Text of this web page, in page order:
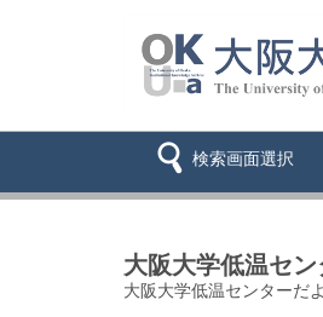
検索画面選択
大阪大学低温セ
大阪大学低温センターだ